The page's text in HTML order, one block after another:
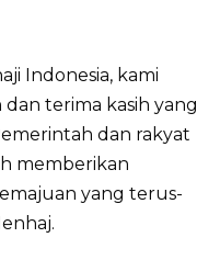
Indonesia, kami
terima kasih yang
dan rakyat
memberikan
yang terus-